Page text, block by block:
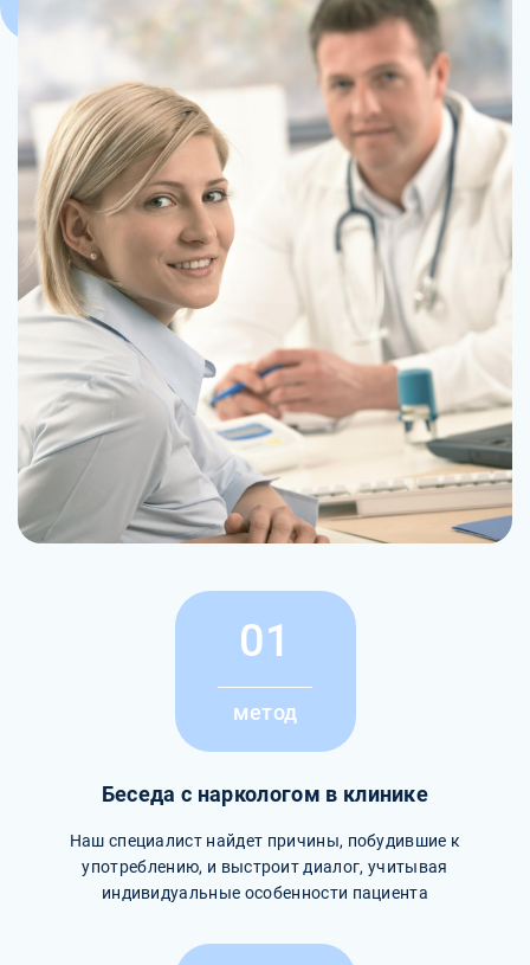
01
метод
Беседа с наркологом в клинике
Наш специалист найдет причины, побудившие к
употреблению, и выстроит диалог, учитывая
индивидуальные особенности пациента